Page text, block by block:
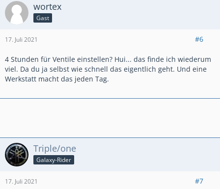
wortex
Gast
17. Juli 2021 #6
4 Stunden für Ventile einstellen? Hui... das finde ich wiederum
viel. Da du ja selbst wie schnell das eigentlich geht. Und eine
Werkstatt macht das jeden Tag.
Triple/one
Galaxy-Rider
17. Juli 2021 #7